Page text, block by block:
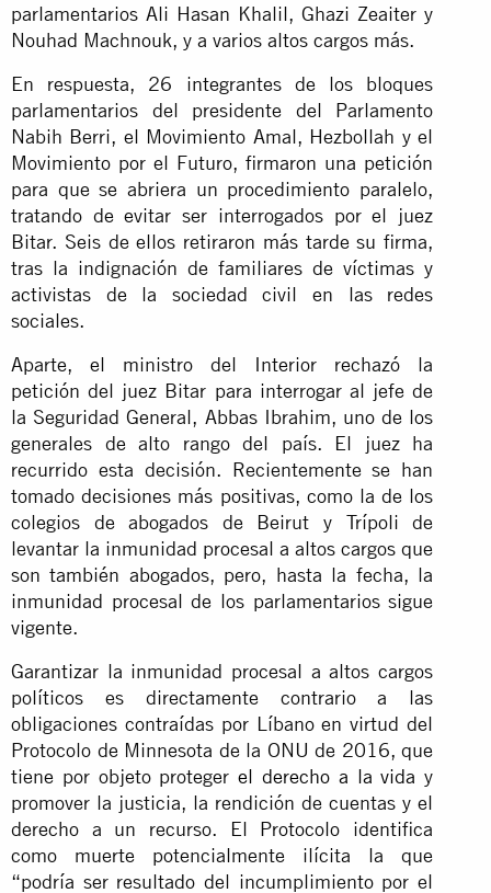
parlamentarios Ali Hasan Khalil, Ghazi Zeaiter y
Nouhad Machnouk, y a varios altos cargos más.
En respuesta, 26 integrantes de los bloques
parlamentarios del presidente del Parlamento
Nabih Berri, el Movimiento Amal, Hezbollah y el
Movimiento por el Futuro, firmaron una petición
para que se abriera un procedimiento paralelo,
tratando de evitar ser interrogados por el juez
Bitar. Seis de ellos retiraron más tarde su firma,
tras la indignación de familiares de víctimas y
activistas de la sociedad civil en las redes
sociales.
Aparte, el ministro del Interior rechazó la
petición del juez Bitar para interrogar al jefe de
la Seguridad General, Abbas Ibrahim, uno de los
generales de alto rango del país. El juez ha
recurrido esta decisión. Recientemente se han
tomado decisiones más positivas, como la de los
colegios de abogados de Beirut y Trípoli de
levantar la inmunidad procesal a altos cargos que
son también abogados, pero, hasta la fecha, la
inmunidad procesal de los parlamentarios sigue
vigente.
Garantizar la inmunidad procesal a altos cargos
políticos es directamente contrario a las
obligaciones contraídas por Líbano en virtud del
Protocolo de Minnesota de la ONU de 2016, que
tiene por objeto protegerel derecho a la vida y
promover la justicia, la rendición de cuentas y el
derecho a un recurso. El Protocolo identifica
como muerte potencialmente ilícita la que
“podría ser resultado del incumplimiento por el